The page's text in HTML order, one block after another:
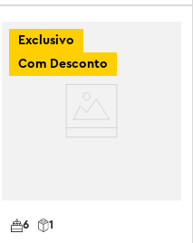
Exclusivo
Com Desconto
1
6